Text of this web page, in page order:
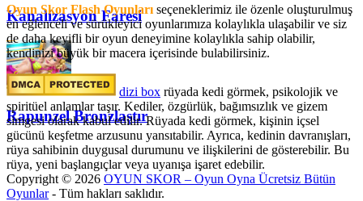
Kanalizasyon Faresi
Rapunzel Bronzlaştır
Oyun Skor Flash Oyunları seçeneklerimiz ile özenle oluşturulmuş
en eğlenceli ve sürükleyici oyunlarımıza kolaylıkla ulaşabilir ve siz
de daha keyifli bir oyun deneyimine kolaylıkla sahip olabilir,
kendinizi büyük bir macera içerisinde bulabilirsiniz.
dizi box rüyada kedi görmek​, psikolojik ve
spiritüel anlamlar taşır. Kediler, özgürlük, bağımsızlık ve gizem
simgesi olarak kabul edilir. Rüyada kedi görmek, kişinin içsel
gücünü keşfetme arzusunu yansıtabilir. Ayrıca, kedinin davranışları,
rüya sahibinin duygusal durumunu ve ilişkilerini de gösterebilir. Bu
rüya, yeni başlangıçlar veya uyanışa işaret edebilir.
Copyright © 2026 OYUN SKOR – Oyun Oyna Ücretsiz Bütün
Oyunlar- Tüm hakları saklıdır.